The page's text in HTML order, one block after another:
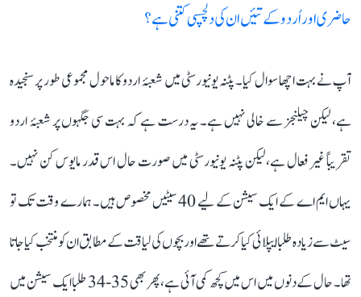
حاضری اور اُردو کے تئیں ان کی دلچسپی کتنی ہے؟
آپ نے بہت اچھا سوال کیا۔ پٹنہ یونیورسٹی میں شعبۂ اردو کا ماحول مجموعی طور پر سنجیدہ
ہے، لیکن چیلنجز سے خالی نہیں ہے۔ یہ درست ہے کہ بہت سی جگہوں پر شعبۂ اردو
تقریباً غیر فعال ہے، لیکن پٹنہ یونیورسٹی میں صورت حال اس قدر مایوس کن نہیں۔
یہاں ایم اے کے ایک سیشن کے لیے 40 سیٹیں مخصوص ہیں۔ ہمارے وقت تک تو
سیٹ سے زیادہ طلبا ایپلائی کیا کرتے تھے اور بچوں کی لیاقت کے مطابق ان کو منتخب کیا جاتا
تھا۔ حال کے دنوں میں اس میں کچھ کمی آئی ہے، پھر بھی 35-34 طلبا ایک سیشن میں